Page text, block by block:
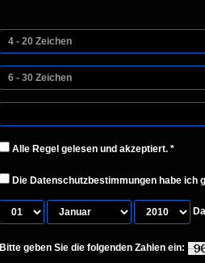
Alle Regel gelesen und akzeptiert. *
Die Datenschutzbestimmungen habe ich
Bitte geben Sie die folgenden Zahlen ein: